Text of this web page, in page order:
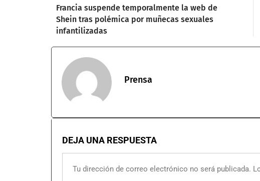
Francia suspende temporalmente la web de
Shein tras polémica por muñecas sexuales
infantilizadas
Prensa
DEJA UNA RESPUESTA
Tu dirección de correo electrónico no será publicada.